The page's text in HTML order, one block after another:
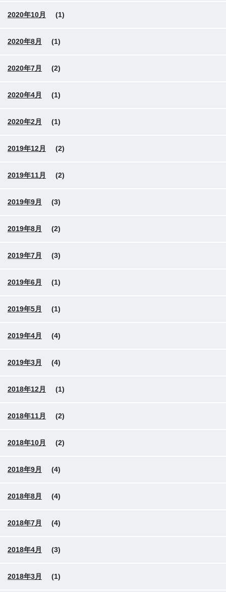
2020年10月 (1)
2020年8月 (1)
2020年7月 (2)
2020年4月 (1)
2020年2月 (1)
2019年12月 (2)
2019年11月 (2)
2019年9月 (3)
2019年8月 (2)
2019年7月 (3)
2019年6月 (1)
2019年5月 (1)
2019年4月 (4)
2019年3月 (4)
2018年12月 (1)
2018年11月 (2)
2018年10月 (2)
2018年9月 (4)
2018年8月 (4)
2018年7月 (4)
2018年4月 (3)
2018年3月 (1)